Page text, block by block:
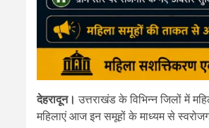
देहरादून। उत्तराखंड के विभिन्न जिलों में
महिलाएं आज इन समूहों के माध्यम से